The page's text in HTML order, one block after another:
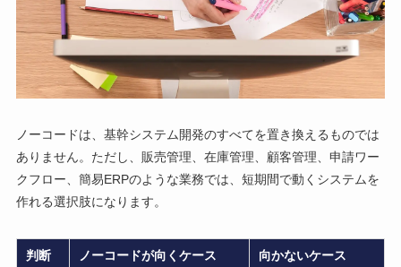
ノーコードは、基幹システム開発のすべてを置き換えるものでは
ありません。ただし、販売管理、在庫管理、顧客管理、申請ワー
クフロー、簡易ERPのような業務では、短期間で動くシステムを
作れる選択肢になります。
判断
ノーコードが向くケース 向かないケース